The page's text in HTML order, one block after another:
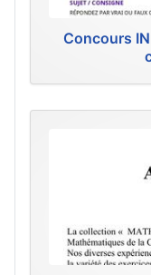
Concours